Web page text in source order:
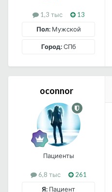
1,3 тыс
13
Пол:Мужской
Город:СПб
oconnor
Пациенты
6,8 тыс
261
Я: Пациент